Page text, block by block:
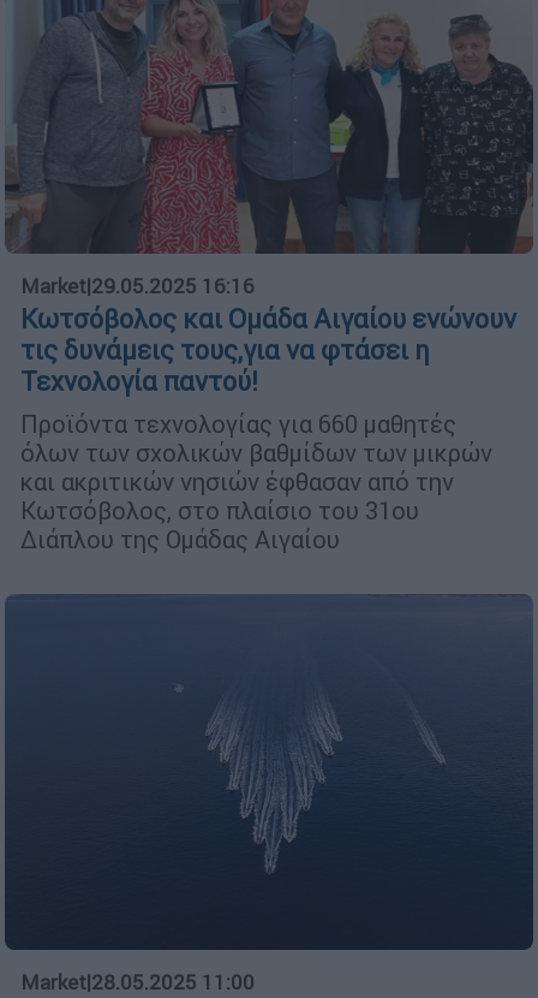
Market|29.05.2025 16:16
Κωτσόβολος και Ομάδα Αιγαίου ενώνουν
τις δυνάμεις τους,για να φτάσει η
Τεχνολογία παντού!
Προϊόντα τεχνολογίας για 660 μαθητές
όλων των σχολικών βαθμίδων των μικρών
και ακριτικών νησιών έφθασαν από την
Κωτσόβολος, στο πλαίσιο του 31ου
Διάπλου της Ομάδας Αιγαίου
Market|28.05.2025 11:00